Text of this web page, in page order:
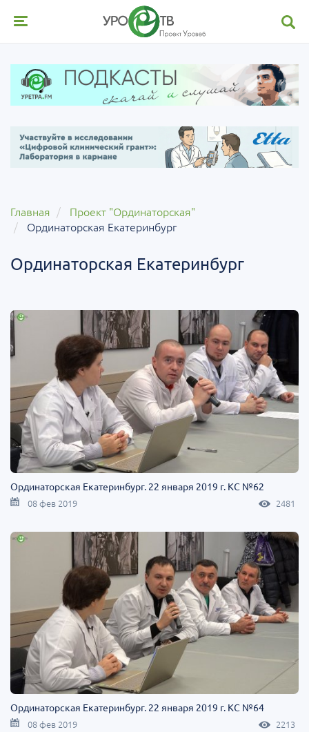
Главная
Проект "Ординаторская"
Ординаторская Екатеринбург
Ординаторская Екатеринбург
Ординаторская Екатеринбург. 22 января 2019 г. КС №62
08 фев 2019 2481
Ординаторская Екатеринбург. 22 января 2019 г. КС №64
08 фев 2019 2213